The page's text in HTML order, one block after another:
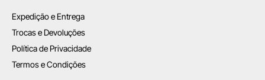
Expedição e Entrega
Trocas e Devoluções
Política de Privacidade
Termos e Condições